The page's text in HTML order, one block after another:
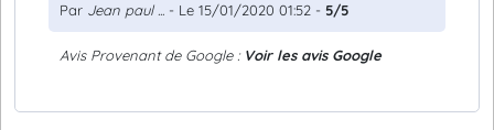
Par Jean paul ... - Le 15/01/2020 01:52 - 5/5
Avis Provenant de Google : Voir les avis Google